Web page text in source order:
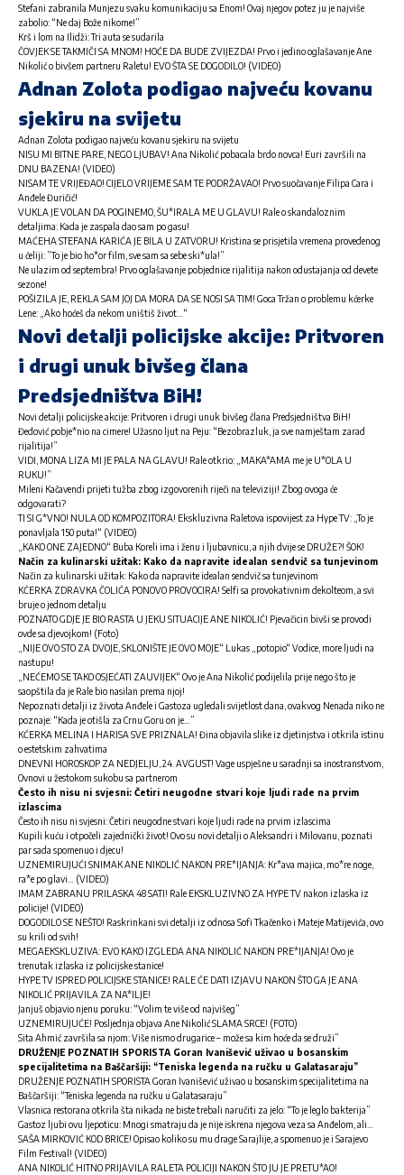
Stefani zabranila Munjezu svaku komunikaciju sa Enom! Ovaj njegov potez ju je najviše
zabolio: “Ne daj Bože nikome!”
Krš i lom na Ilidži: Tri auta se sudarila
ČOVJEK SE TAKMIČI SA MNOM! HOĆE DA BUDE ZVIJEZDA! Prvo i jedino oglašavanje Ane
Nikolić o bivšem partneru Raletu! EVO ŠTA SE DOGODILO! (VIDEO)
Adnan Zolota podigao najveću kovanu
sjekiru na svijetu
Adnan Zolota podigao najveću kovanu sjekiru na svijetu
NISU MI BITNE PARE, NEGO LJUBAV! Ana Nikolić pobacala brdo novca! Euri završili na
DNU BAZENA! (VIDEO)
NISAM TE VRIJEĐAO! CIJELO VRIJEME SAM TE PODRŽAVAO! Prvo suočavanje Filipa Cara i
Anđele Đuričić!
VUKLA JE VOLAN DA POGINEMO, ŠU*IRALA ME U GLAVU! Rale o skandaloznim
detaljima: Kada je zaspala dao sam po gasu!
MAĆEHA STEFANA KARIĆA JE BILA U ZATVORU! Kristina se prisjetila vremena provedenog
u ćeliji: ”To je bio ho*or film, sve sam sa sebe ski*ula!”
Ne ulazim od septembra! Prvo oglašavanje pobjednice rijalitija nakon odustajanja od devete
sezone!
POŠIZILA JE, REKLA SAM JOJ DA MORA DA SE NOSI SA TIM! Goca Tržan o problemu kćerke
Lene: „Ako hoćeš da nekom uništiš život…“
Novi detalji policijske akcije: Pritvoren
i drugi unuk bivšeg člana
Predsjedništva BiH!
Novi detalji policijske akcije: Pritvoren i drugi unuk bivšeg člana Predsjedništva BiH!
Đedović pobje*nio na cimere! Užasno ljut na Peju: “Bezobrazluk, ja sve namještam zarad
rijalitija!”
VIDI, MONA LIZA MI JE PALA NA GLAVU! Rale otkrio: „MAKA*AMA me je U*OLA U
RUKU!”
Mileni Kačavendi prijeti tužba zbog izgovorenih riječi na televiziji! Zbog ovoga će
odgovarati?
TI SI G*VNO! NULA OD KOMPOZITORA! Ekskluzivna Raletova ispovijest za Hype TV: „To je
ponavljala 150 puta!“ (VIDEO)
„KAKO ONE ZAJEDNO“ Buba Koreli ima i ženu i ljubavnicu, a njih dvije se DRUŽE?! ŠOK!
Način za kulinarski užitak: Kako da napravite idealan sendvič sa tunjevinom
Način za kulinarski užitak: Kako da napravite idealan sendvič sa tunjevinom
KĆERKA ZDRAVKA ČOLIĆA PONOVO PROVOCIRA! Selfi sa provokativnim dekolteom, a svi
bruje o jednom detalju
POZNATO GDJE JE BIO RASTA U JEKU SITUACIJE ANE NIKOLIĆ! Pjevačicin bivši se provodi
ovde sa djevojkom! (Foto)
„NIJE OVO STO ZA DVOJE, SKLONIŠTE JE OVO MOJE“ Lukas „potopio“ Vodice, more ljudi na
nastupu!
„NEĆEMO SE TAKO OSJEĆATI ZAUVIJEK“ Ovo je Ana Nikolić podijelila prije nego što je
saopštila da je Rale bio nasilan prema njoj!
Nepoznati detalji iz života Anđele i Gastoza ugledali svijetlost dana, ovakvog Nenada niko ne
poznaje: “Kada je otišla za Crnu Goru on je…”
KĆERKA MELINA I HARISA SVE PRIZNALA! Đina objavila slike iz djetinjstva i otkrila istinu
o estetskim zahvatima
DNEVNI HOROSKOP ZA NEDJELJU, 24. AVGUST! Vage uspješne u saradnji sa inostranstvom,
Ovnovi u žestokom sukobu sa partnerom
Često ih nisu ni svjesni: Četiri neugodne stvari koje ljudi rade na prvim
izlascima
Često ih nisu ni svjesni: Četiri neugodne stvari koje ljudi rade na prvim izlascima
Kupili kuću i otpočeli zajednički život! Ovo su novi detalji o Aleksandri i Milovanu, poznati
par sada spomenuo i djecu!
UZNEMIRUJUĆI SNIMAK ANE NIKOLIĆ NAKON PRE*IJANJA: Kr*ava majica, mo*re noge,
ra*e po glavi… (VIDEO)
IMAM ZABRANU PRILASKA 48 SATI! Rale EKSKLUZIVNO ZA HYPE TV nakon izlaska iz
policije! (VIDEO)
DOGODILO SE NEŠTO! Raskrinkani svi detalji iz odnosa Sofi Tkačenko i Mateje Matijevića, ovo
su krili od svih!
MEGAEKSKLUZIVA: EVO KAKO IZGLEDA ANA NIKOLIĆ NAKON PRE*IJANJA! Ovo je
trenutak izlaska iz policijske stanice!
HYPE TV ISPRED POLICIJSKE STANICE! RALE ĆE DATI IZJAVU NAKON ŠTO GA JE ANA
NIKOLIĆ PRIJAVILA ZA NA*ILJE!
Janjuš objavio njenu poruku: “Volim te više od najvišeg”
UZNEMIRUJUĆE! Posljednja objava Ane Nikolić SLAMA SRCE! (FOTO)
Sita Ahmić završila sa njom: Više nismo drugarice – može sa kim hoće da se druži”
DRUŽENJE POZNATIH SPORISTA Goran Ivanišević uživao u bosanskim
specijalitetima na Baščaršiji: “Teniska legenda na ručku u Galatasaraju”
DRUŽENJE POZNATIH SPORISTA Goran Ivanišević uživao u bosanskim specijalitetima na
Baščaršiji: “Teniska legenda na ručku u Galatasaraju”
Vlasnica restorana otkrila šta nikada ne biste trebali naručiti za jelo: “To je leglo bakterija”
Gastoz ljubi ovu ljepoticu: Mnogi smatraju da je nije iskrena njegova veza sa Anđelom, ali…
SAŠA MIRKOVIĆ KOD BRICE! Opisao koliko su mu drage Sarajlije, a spomenuo je i Sarajevo
Film Festival! (VIDEO)
ANA NIKOLIĆ HITNO PRIJAVILA RALETA POLICIJI NAKON ŠTO JU JE PRETU*AO!